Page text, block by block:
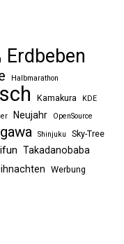
Erdbeben
Halbmarathon
Kamakura KDE
Neujahr
OpenSource
Shinjuku Sky-Tree
Takadanobaba
Werbung